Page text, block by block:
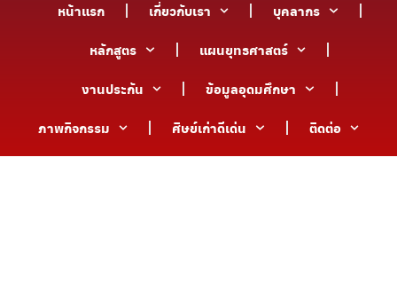
หน้าแรก เกี่ยวกับเรา
บุคลากร
หลักสูตร
แผนยุทธศาสตร์
งานประกัน
ข้อมูลอุดมศึกษา
ภาพกิจกรรม
ศิษย์เก่าดีเด่น ติดต่อ